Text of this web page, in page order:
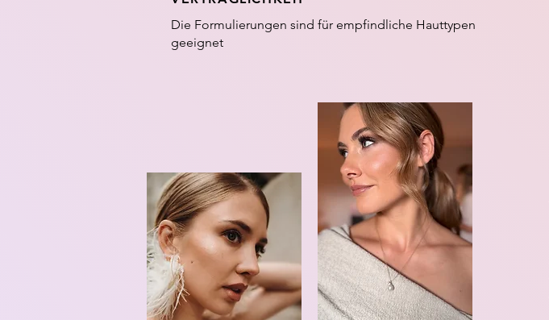
Die Formulierungen sind für empfindliche Hauttypen
geeignet